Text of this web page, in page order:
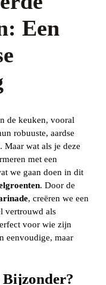
Een
de keuken, vooral
robuuste, aardse
Maar wat als je deze
met een
we gaan doen in dit
. Door de
, creëren we een
vertrouwd als
voor wie zijn
eenvoudige, maar